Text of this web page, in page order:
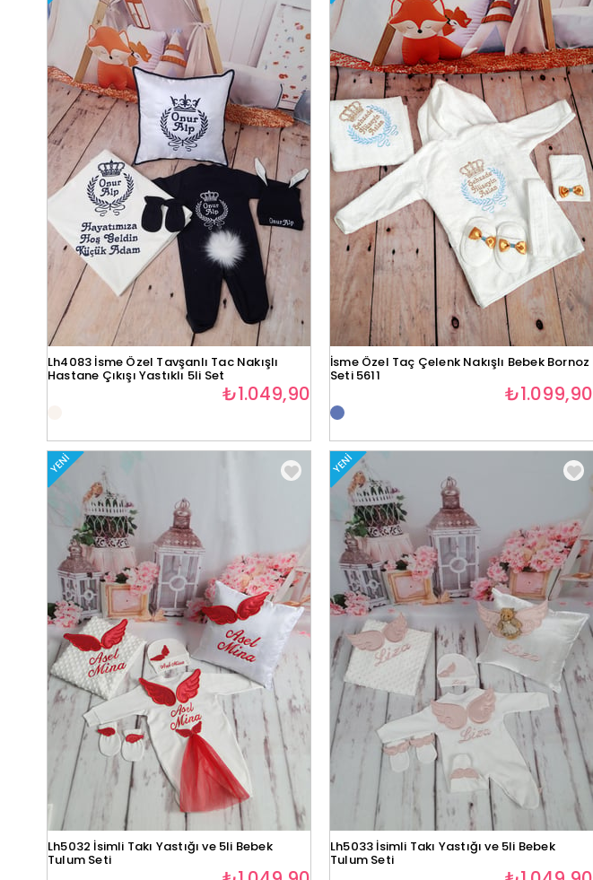
Lh4083 İsme Özel Tavşanlı Tac Nakışlı
Hastane Çıkışı Yastıklı 5li Set
₺1.049,90
İsme Özel Taç Çelenk Nakışlı Bebek Bornoz
Seti 5611
₺1.099,90
YENI
Lh5032 İsimli Takı Yastığı ve 5li Bebek
Tulum Seti
YENI
Lh5033 İsimli Takı Yastığı ve 5li Bebek
Tulum Seti